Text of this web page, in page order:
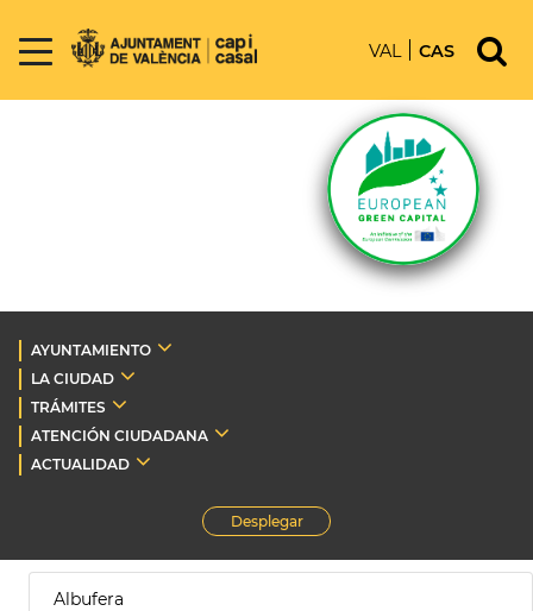
VAL CAS
AYUNTAMIENTO
LA CIUDAD
TRÁMITES
ATENCIÓN CIUDADANA
ACTUALIDAD
Desplegar
Albufera